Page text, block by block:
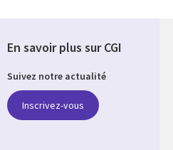
En savoir plus sur CGI
Suivez notre actualité
Inscrivez-vous